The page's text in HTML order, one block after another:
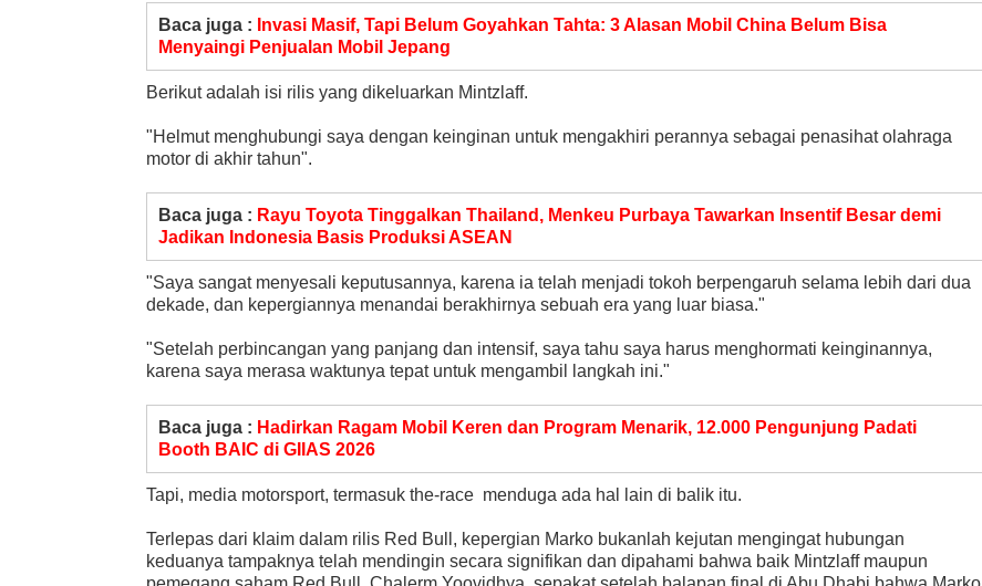
Baca juga : Invasi Masif, Tapi Belum Goyahkan Tahta: 3 Alasan Mobil China Belum Bisa
Menyaingi Penjualan Mobil Jepang
Berikut adalah isi rilis yang dikeluarkan Mintzlaff.
"Helmut menghubungi saya dengan keinginan untuk mengakhiri perannya sebagai penasihat olahraga
motor di akhir tahun".
Baca juga : Rayu Toyota Tinggalkan Thailand, Menkeu Purbaya Tawarkan Insentif Besar demi
Jadikan Indonesia Basis Produksi ASEAN
"Saya sangat menyesali keputusannya, karena ia telah menjadi tokoh berpengaruh selama lebih dari dua
dekade, dan kepergiannya menandai berakhirnya sebuah era yang luar biasa."
"Setelah perbincangan yang panjang dan intensif, saya tahu saya harus menghormati keinginannya,
karena saya merasa waktunya tepat untuk mengambil langkah ini."
Baca juga : Hadirkan Ragam Mobil Keren dan Program Menarik, 12.000 Pengunjung Padati
Booth BAIC di GIIAS 2026
Tapi, media motorsport, termasuk the-race menduga ada hal lain di balik itu.
Terlepas dari klaim dalam rilis Red Bull, kepergian Marko bukanlah kejutan mengingat hubungan
keduanya tampaknya telah mendingin secara signifikan dan dipahami bahwa baik Mintzlaff maupun